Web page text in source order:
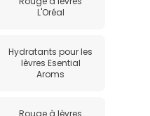
L'Oréal
Hydratants pour les
lèvres Esential
Aroms
Rouge à lèvres